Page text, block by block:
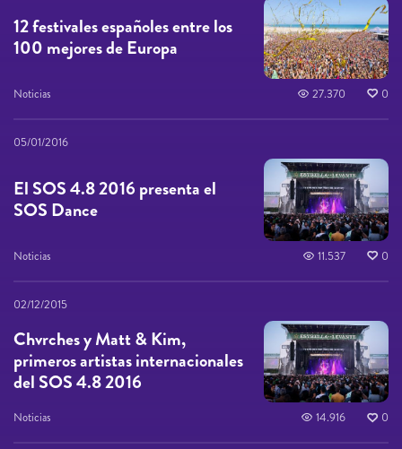
12 festivales españoles entre los
100 mejores de Europa
Noticias 27.370 0
05/01/2016
El SOS 4.8 2016 presenta el
SOS Dance
Noticias 11.537 0
02/12/2015
Chvrches y Matt & Kim,
primeros artistas internacionales
del SOS 4.8 2016
Noticias 14.916 0